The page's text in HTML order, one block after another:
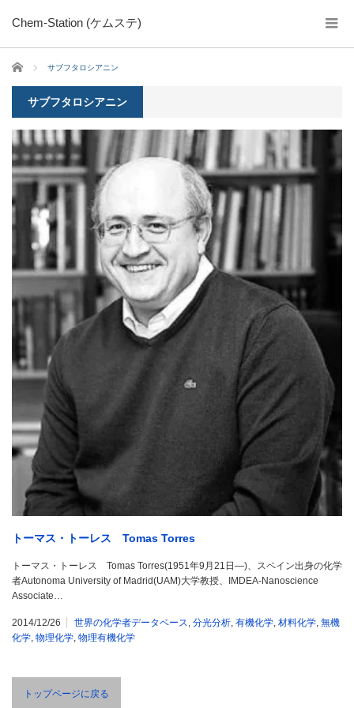
Chem-Station (ケムステ)
ホーム サブフタロシアニン
サブフタロシアニン
トーマス・トーレス Tomas Torres
トーマス・トーレス Tomas Torres(1951年9月21日—)、スペイン出身の化学
者Autonoma University of Madrid(UAM)大学教授、IMDEA-Nanoscience
Associate…
2014/12/26 世界の化学者データベース, 分光分析, 有機化学, 材料化学, 無機
化学, 物理化学, 物理有機化学
トップページに戻る